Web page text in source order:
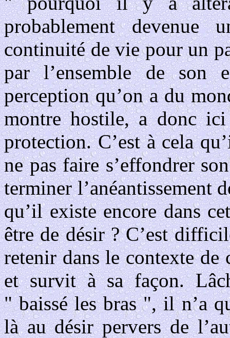
probablement devenue
continuité de vie pour un
par l’ensemble de son
perception qu’on a du
montre hostile, a donc
protection. C’est à cela
ne pas faire s’effondrer
terminer l’anéantissement
qu’il existe encore dans
être de désir ? C’est
retenir dans le contexte de
et survit à sa façon.
" baissé les bras ", il n’a
là au désir pervers de